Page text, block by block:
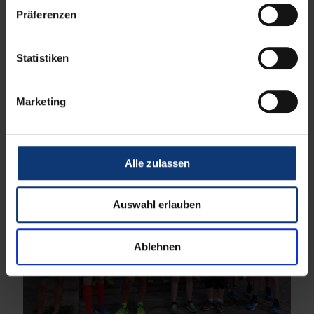
Präferenzen
Statistiken
Marketing
Alle zulassen
Auswahl erlauben
Ablehnen